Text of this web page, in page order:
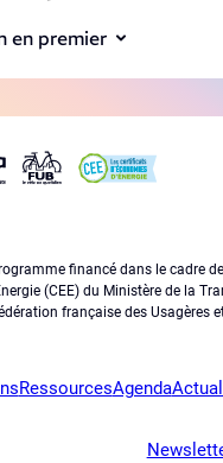
en premier
financé dans le cadre
(CEE) du Ministère de la
française des Usagères
RessourcesAgenda